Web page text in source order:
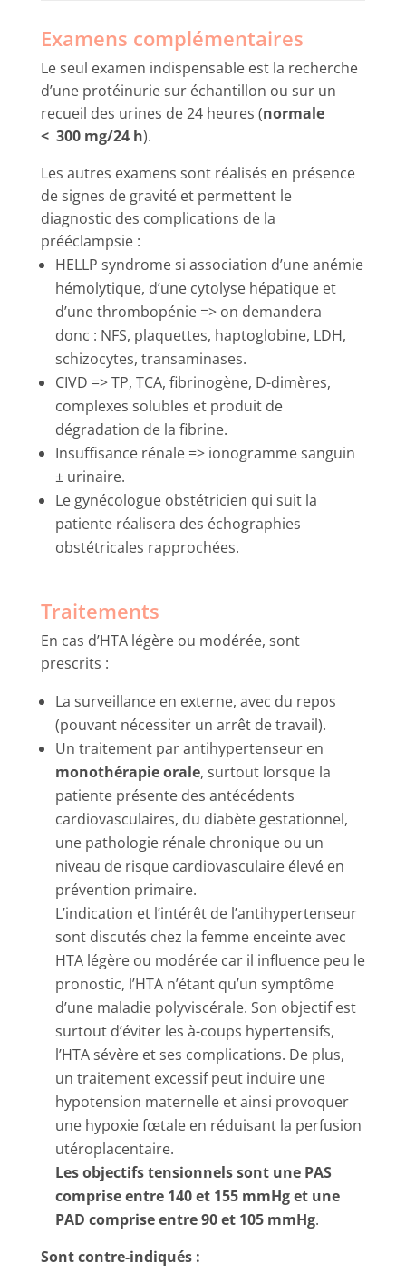
Examens complémentaires
Le seul examen indispensable est la recherche
d’une protéinurie sur échantillon ou sur un
recueil des urines de 24 heures (normale
< 300 mg/24 h).
Les autres examens sont réalisés en présence
de signes de gravité et permettent le
diagnostic des complications de la
prééclampsie :
HELLP syndrome si association d’une anémie
hémolytique, d’une cytolyse hépatique et
d’une thrombopénie => on demandera
donc : NFS, plaquettes, haptoglobine, LDH,
schizocytes, transaminases.
CIVD => TP, TCA, fibrinogène, D-dimères,
complexes solubles et produit de
dégradation de la fibrine.
Insuffisance rénale => ionogramme sanguin
± urinaire.
Le gynécologue obstétricien qui suit la
patiente réalisera des échographies
obstétricales rapprochées.
Traitements
En cas d’HTA légère ou modérée, sont
prescrits :
La surveillance en externe, avec du repos
(pouvant nécessiter un arrêt de travail).
Un traitement par antihypertenseur en
monothérapie orale, surtout lorsque la
patiente présente des antécédents
cardiovasculaires, du diabète gestationnel,
une pathologie rénale chronique ou un
niveau de risque cardiovasculaire élevé en
prévention primaire.
L’indication et l’intérêt de l’antihypertenseur
sont discutés chez la femme enceinte avec
HTA légère ou modérée car il influence peu le
pronostic, l’HTA n’étant qu’un symptôme
d’une maladie polyviscérale. Son objectif est
surtout d’éviter les à-coups hypertensifs,
l’HTA sévère et ses complications. De plus,
un traitement excessif peut induire une
hypotension maternelle et ainsi provoquer
une hypoxie fœtale en réduisant la perfusion
utéroplacentaire.
Les objectifs tensionnels sont une PAS
comprise entre 140 et 155 mmHg et une
PAD comprise entre 90 et 105 mmHg.
Sont contre-indiqués :